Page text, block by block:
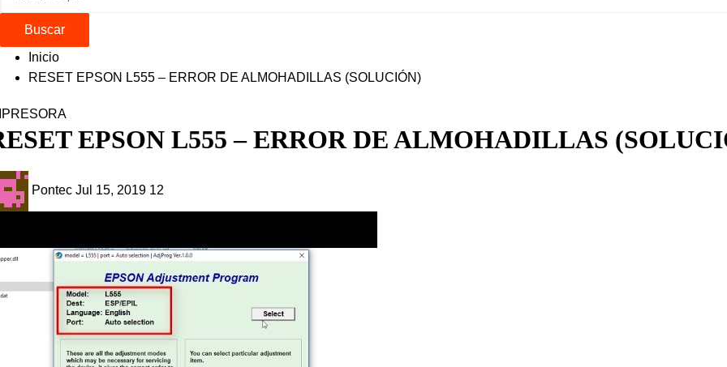
Buscar
Inicio
RESET EPSON L555 – ERROR DE ALMOHADILLAS (SOLUCIÓN)
EPSON L555 – ERROR DE ALMOHADILLAS
Pontec Jul 15, 2019 12